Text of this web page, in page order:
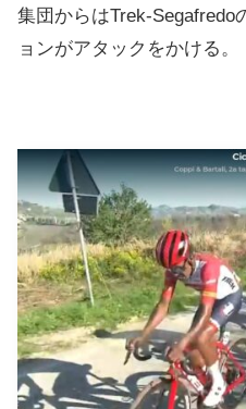
集団からはTrek-Segafredo
ョンがアタックをかける。